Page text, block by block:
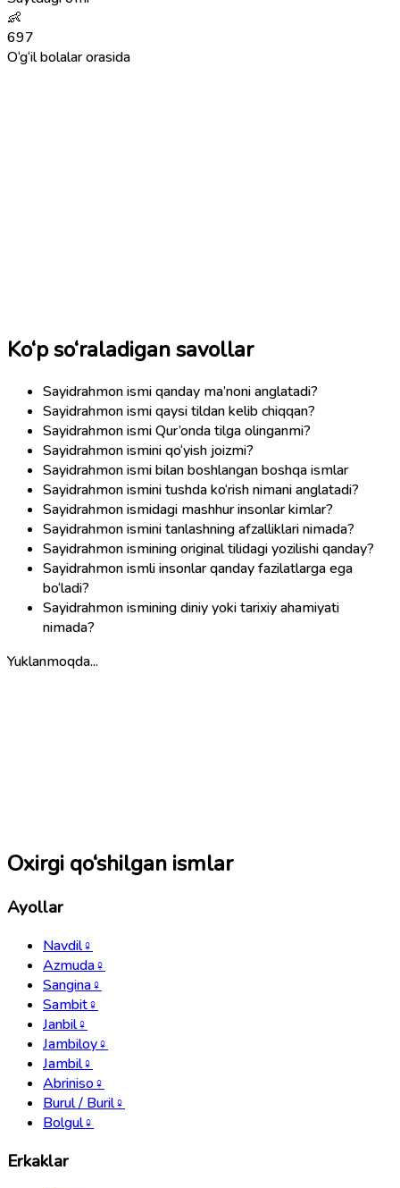
👶
697
O‘g‘il bolalar orasida
Ko‘p so‘raladigan savollar
Sayidrahmon ismi qanday ma’noni anglatadi?
Sayidrahmon ismi qaysi tildan kelib chiqqan?
Sayidrahmon ismi Qur’onda tilga olinganmi?
Sayidrahmon ismini qo‘yish joizmi?
Sayidrahmon ismi bilan boshlangan boshqa ismlar
Sayidrahmon ismini tushda ko‘rish nimani anglatadi?
Sayidrahmon ismidagi mashhur insonlar kimlar?
Sayidrahmon ismini tanlashning afzalliklari nimada?
Sayidrahmon ismining original tilidagi yozilishi qanday?
Sayidrahmon ismli insonlar qanday fazilatlarga ega
bo‘ladi?
Sayidrahmon ismining diniy yoki tarixiy ahamiyati
nimada?
Yuklanmoqda...
Oxirgi qo‘shilgan ismlar
Ayollar
Navdil♀
Azmuda♀
Sangina♀
Sambit♀
Janbil♀
Jambiloy♀
Jambil♀
Abriniso♀
Burul / Buril♀
Bolgul♀
Erkaklar